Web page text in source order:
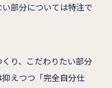
部分については特注で
り、こだわりたい部分
えつつ「完全自分仕